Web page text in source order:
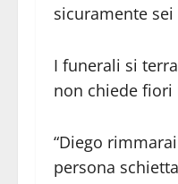
sicuramente sei
I funerali si
non chiede fiori
“Diego
persona